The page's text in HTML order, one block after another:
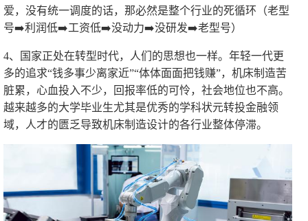
爱，没有统一调度的话，那必然是整个行业的死循环（老型
号➡️利润低➡️工资低➡️没动力➡️没研发➡️老型号）
4、国家正处在转型时代，人们的思想也一样。年轻一代更
多的追求“钱多事少离家近”“体体面面把钱赚”，机床制造苦
脏累，心血投入不少，回报率低的可怜，社会地位也不高。
越来越多的大学毕业生尤其是优秀的学科状元转投金融领
域，人才的匮乏导致机床制造设计的各行业整体停滞。